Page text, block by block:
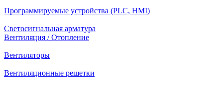
Программируемые устройства (PLC, HMI)
Светосигнальная арматура
Вентиляция / Отопление
Вентиляторы
Вентиляционные решетки